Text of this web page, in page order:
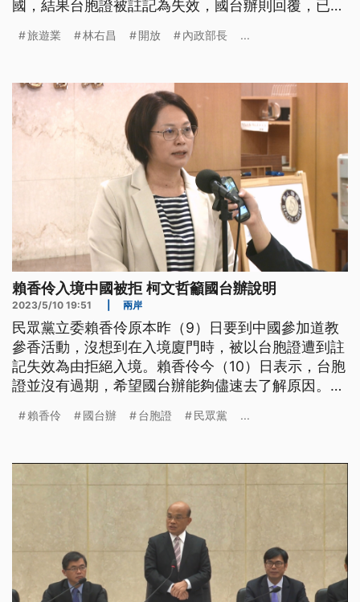
國，結果台胞證被註記為失效，國台辦則回覆，已經
旅遊業 林右昌 開放 內政部長 ...
賴香伶入境中國被拒 柯文哲籲國台辦說明
2023/5/10 19:51 兩岸
民眾黨立委賴香伶原本昨（9）日要到中國參加道教
參香活動，沒想到在入境廈門時，被以台胞證遭到註
記失效為由拒絕入境。賴香伶今（10）日表示，台胞
證並沒有過期，希望國台辦能夠儘速去了解原因。民
賴香伶 國台辦 台胞證 民眾黨 ...